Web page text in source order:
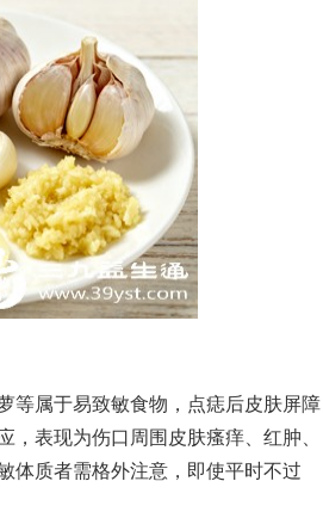
属于易致敏食物，点痣后皮肤屏障
表现为伤口周围皮肤瘙痒、红肿、
体质者需格外注意，即使平时不过